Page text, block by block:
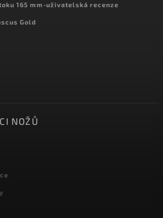
165 mm-uživatelská recenze
Gold
NOŽŮ